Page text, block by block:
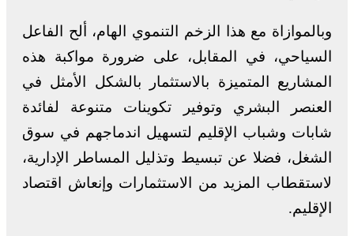
وبالموازاة مع هذا الزخم التنموي الهام، ألح الفاعل
السياحي، في المقابل، على ضرورة مواكبة هذه
المشاريع المتميزة بالاستثمار بالشكل الأمثل في
العنصر البشري وتوفير تكوينات متنوعة لفائدة
شابات وشباب الإقليم لتسهيل اندماجهم في سوق
الشغل، فضلا عن تبسيط وتذليل المساطر الإدارية،
لاستقطاب المزيد من الاستثمارات وإنعاش اقتصاد
الإقليم.